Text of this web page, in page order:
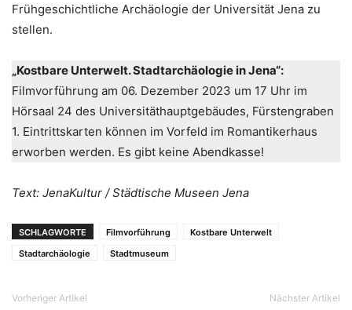
Frühgeschichtliche Archäologie der Universität Jena zu
stellen.
„Kostbare Unterwelt. Stadtarchäologie in Jena“:
Filmvorführung am 06. Dezember 2023 um 17 Uhr im
Hörsaal 24 des Universitäthauptgebäudes, Fürstengraben
1. Eintrittskarten können im Vorfeld im Romantikerhaus
erworben werden. Es gibt keine Abendkasse!
Text: JenaKultur / Städtische Museen Jena
SCHLAGWORTE Filmvorführung
Kostbare Unterwelt
Stadtarchäologie
Stadtmuseum
Vorheriger Artikel Nächster Artikel